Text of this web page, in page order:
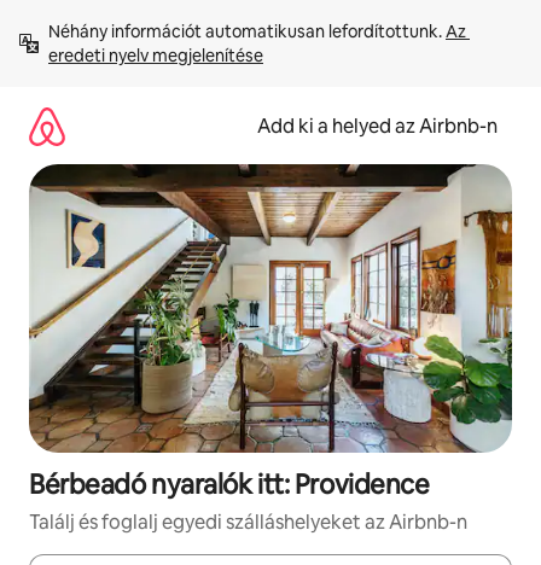
tartalomra
Néhány információt automatikusan lefordítottunk. Az
eredeti nyelv megjelenítése
Add ki a helyed az Airbnb-n
Bérbeadó nyaralók itt: Providence
Találj és foglalj egyedi szálláshelyeket az Airbnb-n